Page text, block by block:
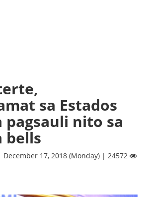
sa Estados
pagsauli nito sa
bells
December 17, 2018 (Monday) | 24572